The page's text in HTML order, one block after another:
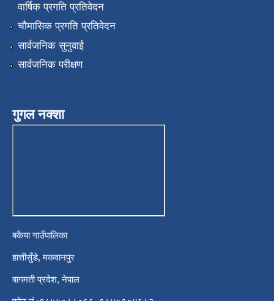
वार्षिक प्रगति प्रतिवेदन
चौमासिक प्रगति प्रतिवेदन
सार्वजनिक सुनुवाई
सार्वजनिक परीक्षण
गुगल नक्शा
बकैया गाउँपालिका
हात्तीसुँडे, मकवानपुर
बागमती प्रदेश, नेपाल